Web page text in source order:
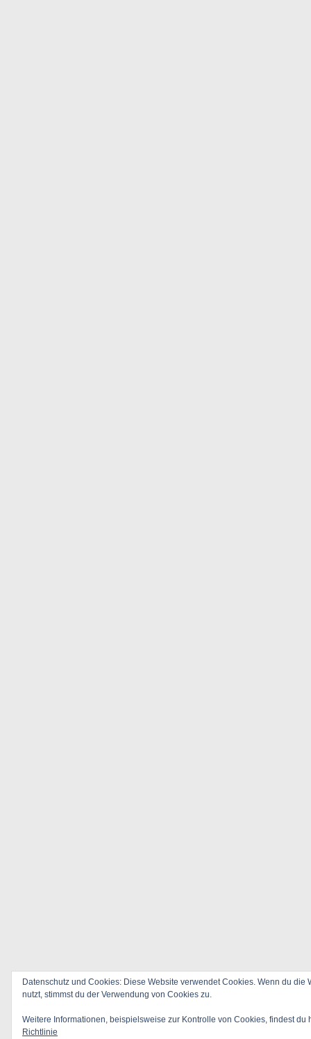
Datenschutz und Cookies: Diese Website verwendet Cookies. Wenn du die
nutzt, stimmst du der Verwendung von Cookies zu.
Weitere Informationen, beispielsweise zur Kontrolle von Cookies, findest du
Richtlinie